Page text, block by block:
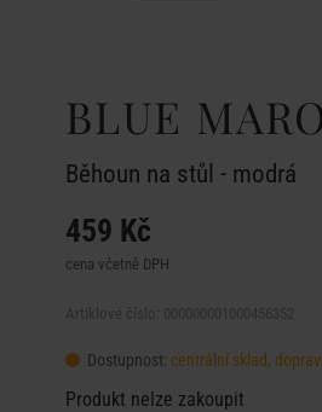
BLUE
Běhoun na stůl - modrá
459 Kč
cena včetně DPH
Dostupnost: centrální sklad,
Produkt nelze zakoupit